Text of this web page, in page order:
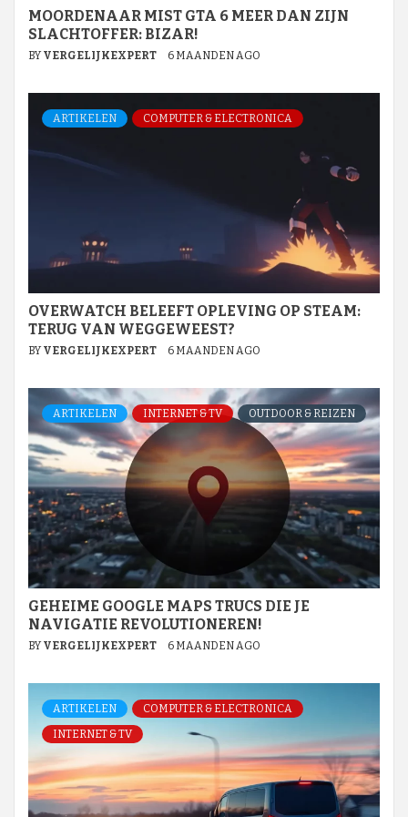
MOORDENAAR MIST GTA 6 MEER DAN ZIJN
SLACHTOFFER: BIZAR!
BY VERGELIJKEXPERT 6 MAANDEN AGO
ARTIKELEN COMPUTER & ELECTRONICA
OVERWATCH BELEEFT OPLEVING OP STEAM:
TERUG VAN WEGGEWEEST?
BY VERGELIJKEXPERT 6 MAANDEN AGO
ARTIKELEN INTERNET & TV OUTDOOR & REIZEN
GEHEIME GOOGLE MAPS TRUCS DIE JE
NAVIGATIE REVOLUTIONEREN!
BY VERGELIJKEXPERT 6 MAANDEN AGO
ARTIKELEN
COMPUTER & ELECTRONICA
INTERNET & TV